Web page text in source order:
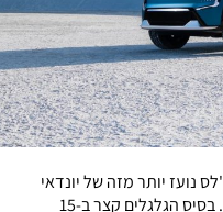
יותר מזה של יונדאי
למרות שהוא מבוסס על אותם מכלולים. בסיס הגלגלים קצר ב-15